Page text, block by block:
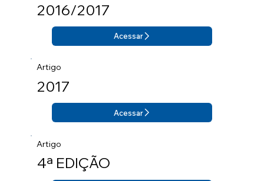
2016/2017
Acessar
Artigo
2017
Acessar
Artigo
4ª EDIÇÃO